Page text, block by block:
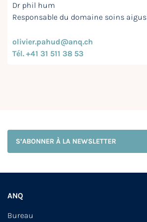
Dr phil hum
Responsable du domaine soins aigus
olivier.pahud@anq.ch
Tél. +41 31 511 38 53
S’ABONNER À LA NEWSLETTER
ANQ
Bureau